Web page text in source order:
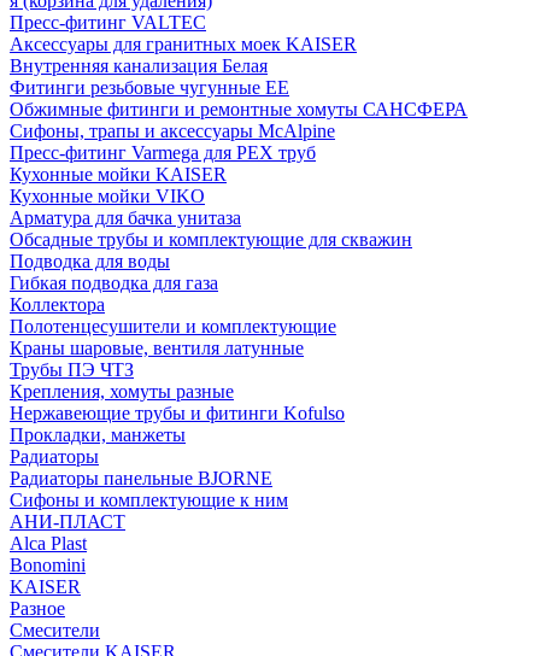
Пресс-фитинг VALTEC
Аксессуары для гранитных моек KAISER
Внутренняя канализация Белая
Фитинги резьбовые чугунные EE
Обжимные фитинги и ремонтные хомуты САНСФЕРА
Сифоны, трапы и аксессуары McAlpine
Пресс-фитинг Varmega для PEX труб
Кухонные мойки KAISER
Кухонные мойки VIKO
Арматура для бачка унитаза
Обсадные трубы и комплектующие для скважин
Подводка для воды
Гибкая подводка для газа
Коллектора
Полотенцесушители и комплектующие
Краны шаровые, вентиля латунные
Трубы ПЭ ЧТЗ
Крепления, хомуты разные
Нержавеющие трубы и фитинги Kofulso
Прокладки, манжеты
Радиаторы
Радиаторы панельные BJORNE
Сифоны и комплектующие к ним
АНИ-ПЛАСТ
Alca Plast
Bonomini
KAISER
Разное
Смесители